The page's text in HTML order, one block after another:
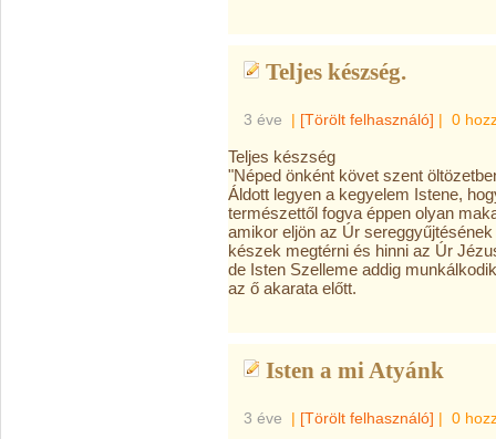
Teljes készség.
3 éve | [Törölt felhasználó] | 0
Teljes készség
"Néped önként követ szent
Áldott legyen a kegyelem Istene,
természettől fogva éppen olyan
amikor eljön az Úr
készek megtérni és hinni az Úr
de Isten Szelleme addig
az ő akarata előtt.
Isten a mi Atyánk
3 éve | [Törölt felhasználó] | 0